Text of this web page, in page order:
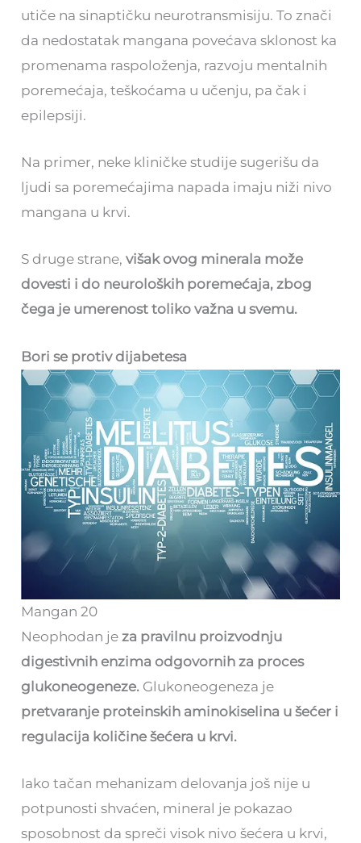
utiče na sinaptičku neurotransmisiju. To znači
da nedostatak mangana povećava sklonost ka
promenama raspoloženja, razvoju mentalnih
poremećaja, teškoćama u učenju, pa čak i
epilepsiji.
Na primer, neke kliničke studije sugerišu da
ljudi sa poremećajima napada imaju niži nivo
mangana u krvi.
S druge strane,višak ovog minerala može
dovesti i do neuroloških poremećaja, zbog
čega je umerenost toliko važna u svemu.
Bori se protiv dijabetesa
Mangan 20
Neophodan jeza pravilnu proizvodnju
digestivnih enzima odgovornih za proces
glukoneogeneze. Glukoneogeneza je
pretvaranje proteinskih aminokiselina u šećer i
regulacija količine šećera u krvi.
Iako tačan mehanizam delovanja još nije u
potpunosti shvaćen, mineral je pokazao
sposobnost da spreči visok nivo šećera u krvi,